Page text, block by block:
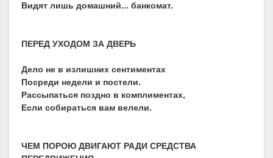
Видят лишь домашний... банкомат.
ПЕРЕД УХОДОМ ЗА ДВЕРЬ
Дело не в излишних сентиментах
Посреди недели и постели.
Рассыпаться поздно в комплиментах,
Если собираться вам велели.
ЧЕМ ПОРОЮ ДВИГАЮТ РАДИ СРЕДСТВА